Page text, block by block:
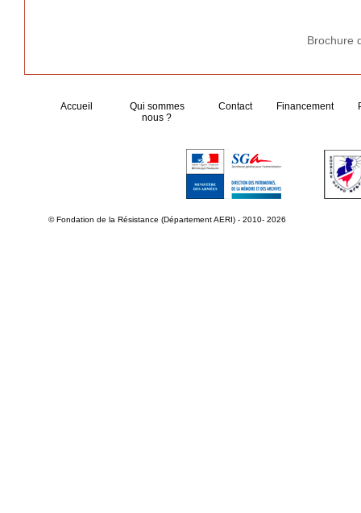
Brochure
Accueil
Qui sommes
nous ?
Contact Financement
© Fondation de la Résistance (Département AERI) - 2010- 2026